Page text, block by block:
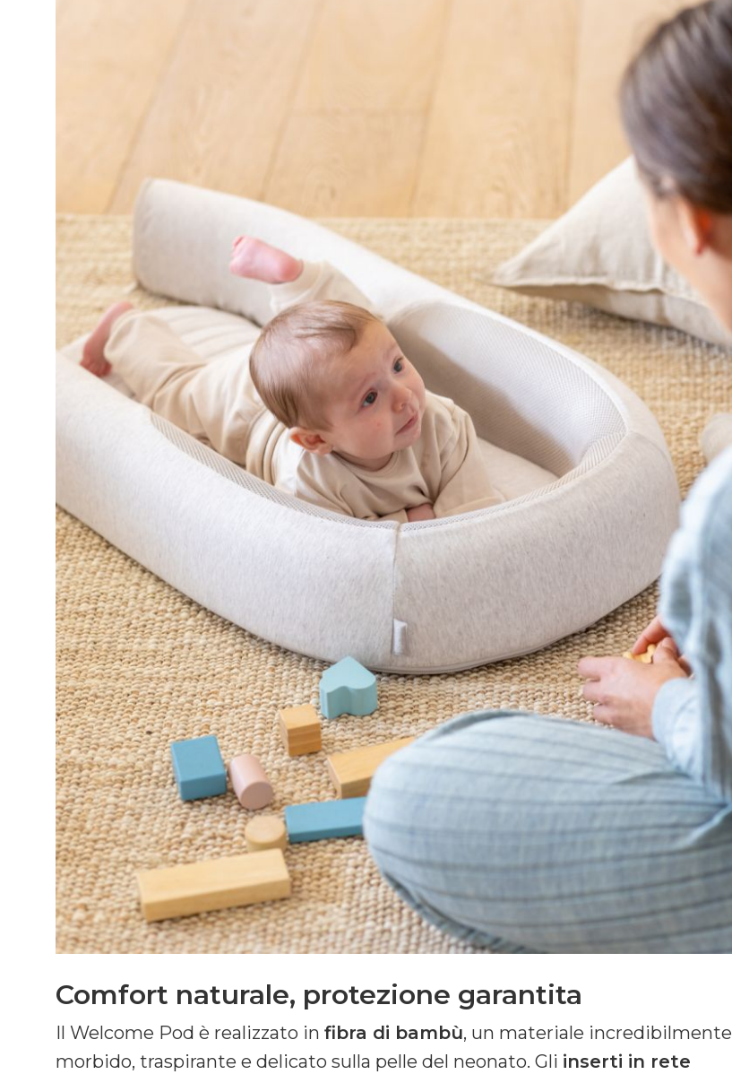
Comfort naturale, protezione garantita
Il Welcome Pod è realizzato in fibra di bambù, un materiale incredibilmente
morbido, traspirante e delicato sulla pelle del neonato. Gli inserti in rete